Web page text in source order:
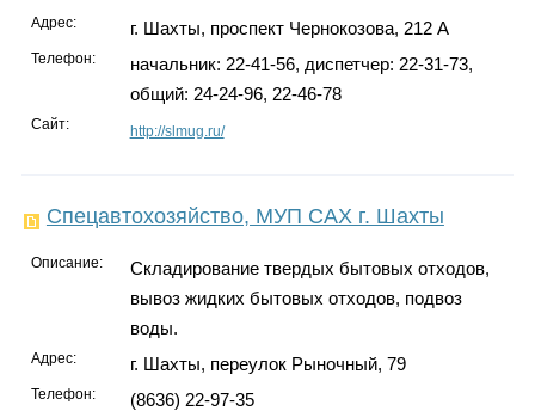
Адрес: г. Шахты, проспект Чернокозова, 212 А
Телефон:
начальник: 22-41-56, диспетчер: 22-31-73,
общий: 24-24-96, 22-46-78
Сайт: http://slmug.ru/
Спецавтохозяйство, МУП САХ г. Шахты
Описание:
Складирование твердых бытовых отходов,
вывоз жидких бытовых отходов, подвоз
воды.
Адрес: г. Шахты, переулок Рыночный, 79
Телефон: (8636) 22-97-35